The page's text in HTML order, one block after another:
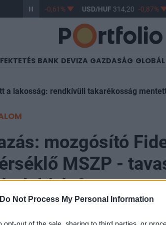
Do Not Process My Personal Information
opt-out of the sale, sharing to third parties, or
363,17 -0,61% USD/HUF314,20 -0,87%
BANK DEVIZA GAZDASÁG GLOBÁL
a lakosság: rendkívüli takarékosság
mozgósító
MSZP -